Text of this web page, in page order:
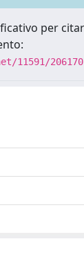
per
11591/206170